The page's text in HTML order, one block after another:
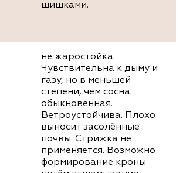
шишками.
не жаростойка.
Чувствительна к дыму и
газу, но в меньшей
степени, чем сосна
обыкновенная.
Ветроустойчива. Плохо
выносит засолённые
почвы. Стрижка не
применяется. Возможно
формирование кроны